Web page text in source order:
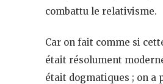
combattu le relativisme.
Car on fait comme si
était résolument
était dogmatiques ; on a